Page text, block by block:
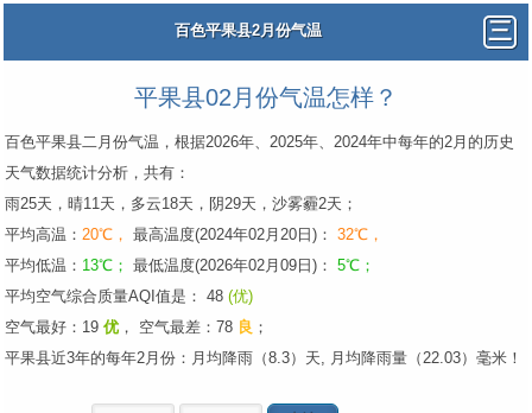
百色平果县2月份气温
平果县02月份气温怎样？
百色平果县二月份气温，根据2026年、2025年、2024年中每年的2月的历史
天气数据统计分析，共有：
雨25天，晴11天，多云18天，阴29天，沙雾霾2天；
平均高温： 20℃， 最高温度(2024年02月20日)： 32℃，
平均低温： 13℃； 最低温度(2026年02月09日)： 5℃；
平均空气综合质量AQI值是： 48 (优)
空气最好：19 优 ， 空气最差：78 良 ；
平果县近3年的每年2月份：月均降雨（8.3）天, 月均降雨量（22.03）毫米！